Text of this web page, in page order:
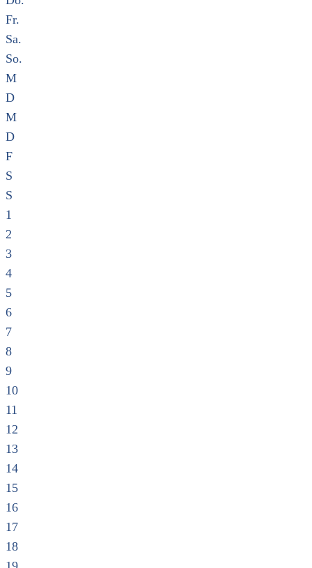
Fr.
Sa.
So.
M
D
M
D
F
S
S
1
2
3
4
5
6
7
8
9
10
11
12
13
14
15
16
17
18